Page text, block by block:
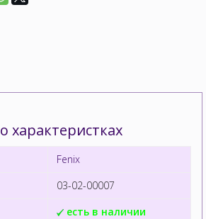
Fenix
03-02-00007
есть в наличии